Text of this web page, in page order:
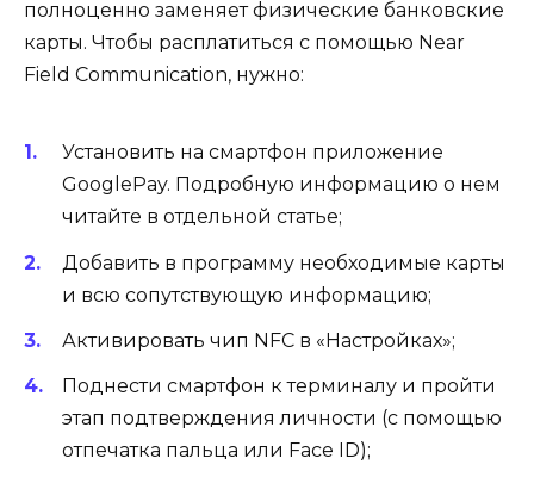
полноценно заменяет физические банковские
карты. Чтобы расплатиться с помощью Near
Field Communication, нужно:
Установить на смартфон приложение
Google Pay. Подробную информацию о нем
читайте в отдельной статье;
Добавить в программу необходимые карты
и всю сопутствующую информацию;
Активировать чип NFC в «Настройках»;
Поднести смартфон к терминалу и пройти
этап подтверждения личности (с помощью
отпечатка пальца или Face ID);